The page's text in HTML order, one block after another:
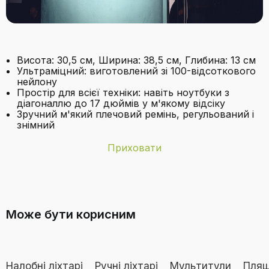
Висота: 30,5 см, Ширина: 38,5 см, Глибина: 13 см
Ультраміцний: виготовлений зі 100-відсоткового
нейлону
Простір для всієї техніки: навіть ноутбуки з
діагоналлю до 17 дюймів у м'якому відсіку
Зручний м'який плечовий ремінь, регульований і
знімний
Приховати
Кормів Нейлонові
Може бути корисним
Налобні ліхтарі Ручні ліхтарі Мультитули